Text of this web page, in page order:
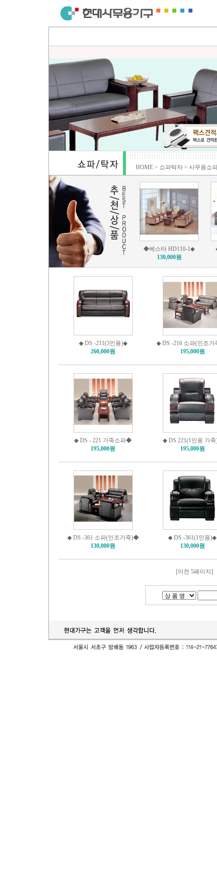
HOME > 쇼파탁자 > 사무용쇼
◆베스타 HD110-1◆
130,000원
◆ DS -211(3인용)◆
260,000원
◆ DS -216 소파(인조
195,000원
◆ DS - 221 가죽소파◆
195,000원
◆ DS 221(1인용 가
195,000원
◆ DS -361 소파(인조가죽)◆
130,000원
◆ DS -361(1인용)◆
130,000원
[이전 5페이지]